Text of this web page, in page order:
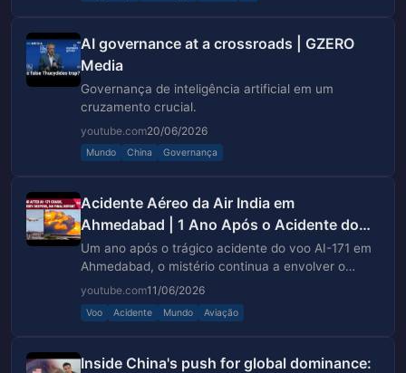
AI governance at a crossroads | GZERO
Media
Governança de inteligência artificial em um
cruzamento crucial.
youtube.com20/06/2026
Mundo China Governança
Acidente Aéreo da Air India em
Ahmedabad | 1 Ano Após o Acidente do
AI-171, Mistério se Intensifi...
Um ano após o trágico acidente do voo AI-171 em
Ahmedabad, o mistério continua a envolver o
desastre aéreo da Air India.
youtube.com11/06/2026
Voo Acidente Mundo Aviação
Inside China's push for global dominance: